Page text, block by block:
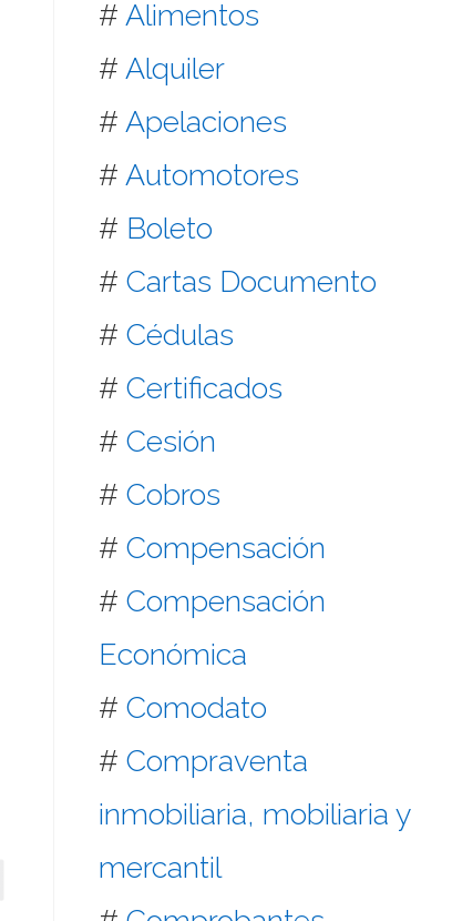
# Alimentos
# Alquiler
# Apelaciones
# Automotores
# Boleto
#Cartas Documento
#Cédulas
#Certificados
#Cesión
#Cobros
#Compensación
#Compensación
Económica
#Comodato
#Compraventa
inmobiliaria, mobiliaria y
mercantil